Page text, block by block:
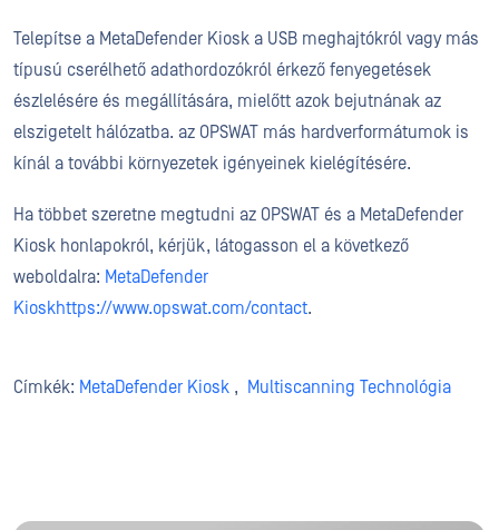
Telepítse a MetaDefender Kiosk a USB meghajtókról vagy más
típusú cserélhető adathordozókról érkező fenyegetések
észlelésére és megállítására, mielőtt azok bejutnának az
elszigetelt hálózatba. az OPSWAT más hardverformátumok is
kínál a további környezetek igényeinek kielégítésére.
Ha többet szeretne megtudni az OPSWAT és a MetaDefender
Kiosk honlapokról, kérjük, látogasson el a következő
weboldalra: MetaDefender
Kioskhttps://www.opswat.com/contact.
Címkék: MetaDefender Kiosk , Multiscanning Technológia